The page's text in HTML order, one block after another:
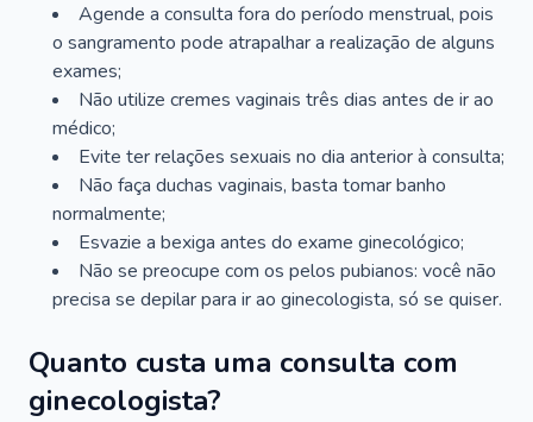
Agende a consulta fora do período menstrual, pois
o sangramento pode atrapalhar a realização de alguns
exames;
Não utilize cremes vaginais três dias antes de ir ao
médico;
Evite ter relações sexuais no dia anterior à consulta;
Não faça duchas vaginais, basta tomar banho
normalmente;
Esvazie a bexiga antes do exame ginecológico;
Não se preocupe com os pelos pubianos: você não
precisa se depilar para ir ao ginecologista, só se quiser.
Quanto custa uma consulta com
ginecologista?